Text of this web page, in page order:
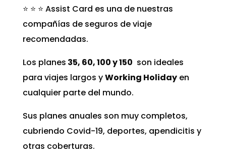
⭐️ ⭐️ ⭐️ Assist Card es una de nuestras
compañías de seguros de viaje
recomendadas.
Los planes 35, 60, 100 y 150 son ideales
para viajes largos yWorking Holidayen
cualquier parte del mundo.
Sus planes anuales son muy completos,
cubriendo Covid-19, deportes, apendicitis y
otras coberturas.